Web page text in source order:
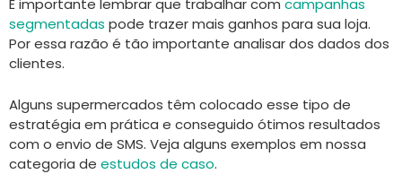
É importante lembrar que trabalhar com campanhas
segmentadas pode trazer mais ganhos para sua loja.
Por essa razão é tão importante analisar dos dados dos
clientes.
Alguns supermercados têm colocado esse tipo de
estratégia em prática e conseguido ótimos resultados
com o envio de SMS. Veja alguns exemplos em nossa
categoria de estudos de caso.